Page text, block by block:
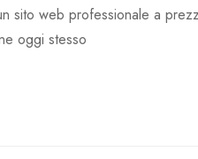
sito web professionale a
oggi stesso